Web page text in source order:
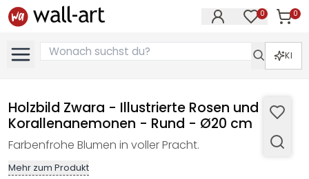
0 0
KI
Holzbild Zwara - Illustrierte Rosen und
Korallenanemonen - Rund - Ø20 cm
Farbenfrohe Blumen in voller Pracht.
Mehr zum Produkt